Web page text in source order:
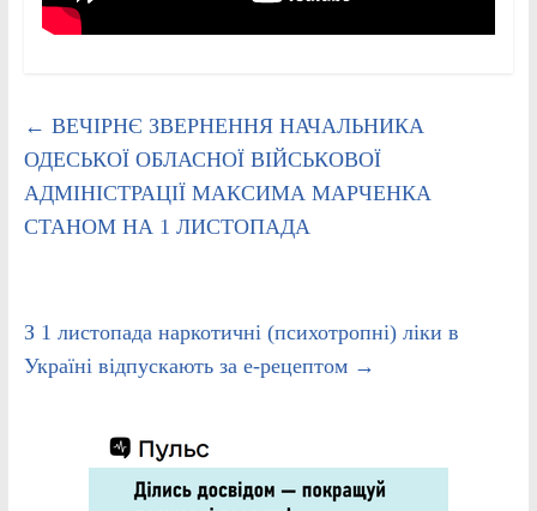
← ВЕЧІРНЄ ЗВЕРНЕННЯ НАЧАЛЬНИКА
ОДЕСЬКОЇ ОБЛАСНОЇ ВІЙСЬКОВОЇ
АДМІНІСТРАЦІЇ МАКСИМА МАРЧЕНКА
СТАНОМ НА 1 ЛИСТОПАДА
З 1 листопада наркотичні (психотропні) ліки в
Україні відпускають за е-рецептом →